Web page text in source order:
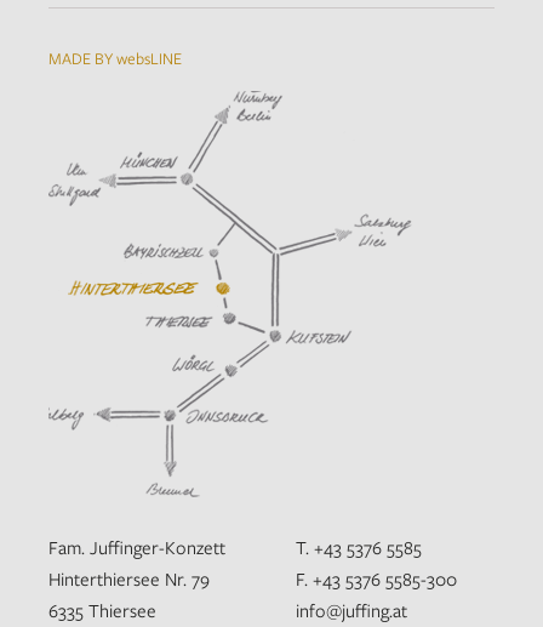
MADE BY websLINE
Fam. Juffinger-Konzett
Hinterthiersee Nr. 79
6335 Thiersee
T. +43 5376 5585
F. +43 5376 5585-300
info@juffing.at